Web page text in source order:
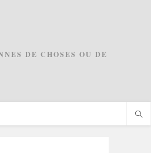
DE CHOSES OU DE